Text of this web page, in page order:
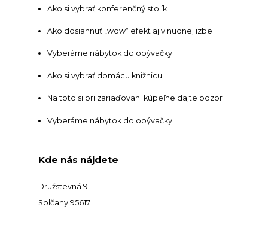
Ako si vybrať konferenčný stolík
Ako dosiahnuť „wow“ efekt aj v nudnej izbe
Vyberáme nábytok do obývačky
Ako si vybrať domácu knižnicu
Na toto si pri zariaďovani kúpeľne dajte pozor
Vyberáme nábytok do obývačky
Kde nás nájdete
Družstevná 9
Solčany 95617